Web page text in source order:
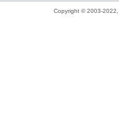
Copyright © 2003-2022,